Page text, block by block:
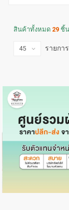
สินค้าทั้งหมด 29 ชิ้น
รายการ